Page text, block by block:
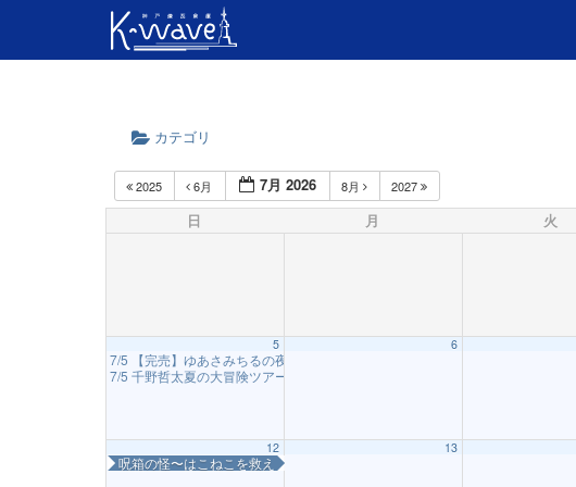
カテゴリ
2025 6月 7月 2026 8月 2027
日 月 火
5
7/5 【完売】ゆあさみちるの夜の音楽室 ～出張編・夏～（神戸）
7/5 千野哲太夏の大冒険ツアー2026 feat.尾崎一宏神戸公演
6
12
呪箱の怪〜はこねこを救え！〜
13